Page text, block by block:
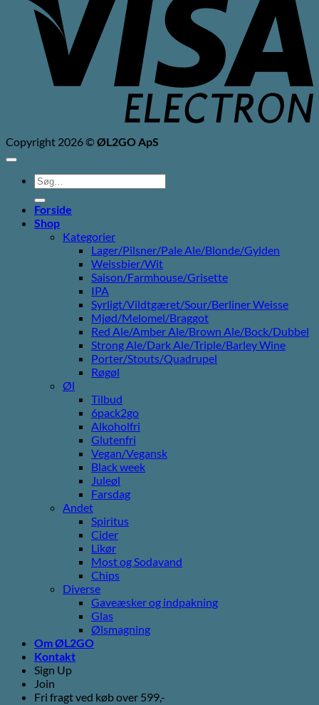
Copyright 2026 ©ØL2GO ApS
Søg
efter:
Forside
Shop
Kategorier
Lager/Pilsner/Pale Ale/Blonde/Gylden
Weissbier/Wit
Saison/Farmhouse/Grisette
IPA
Syrligt/Vildtgæret/Sour/Berliner Weisse
Mjød/Melomel/Braggot
Red Ale/Amber Ale/Brown Ale/Bock/Dubbel
Strong Ale/Dark Ale/Triple/Barley Wine
Porter/Stouts/Quadrupel
Røgøl
Øl
Tilbud
6pack2go
Alkoholfri
Glutenfri
Vegan/Vegansk
Black week
Juleøl
Farsdag
Andet
Spiritus
Cider
Likør
Most og Sodavand
Chips
Diverse
Gaveæsker og indpakning
Glas
Ølsmagning
Om ØL2GO
Kontakt
Sign Up
Join
Fri fragt ved køb over 599,-